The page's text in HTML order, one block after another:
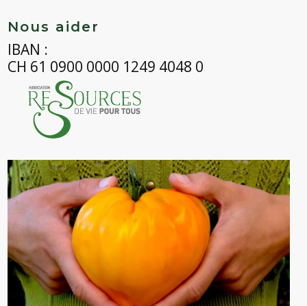
Nous aider
IBAN :
CH 61 0900 0000 1249 4048 0